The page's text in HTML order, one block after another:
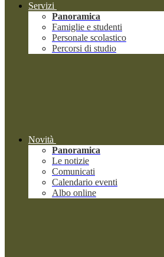
Servizi
Panoramica
Famiglie e studenti
Personale scolastico
Percorsi di studio
Novità
Panoramica
Le notizie
Comunicati
Calendario eventi
Albo online